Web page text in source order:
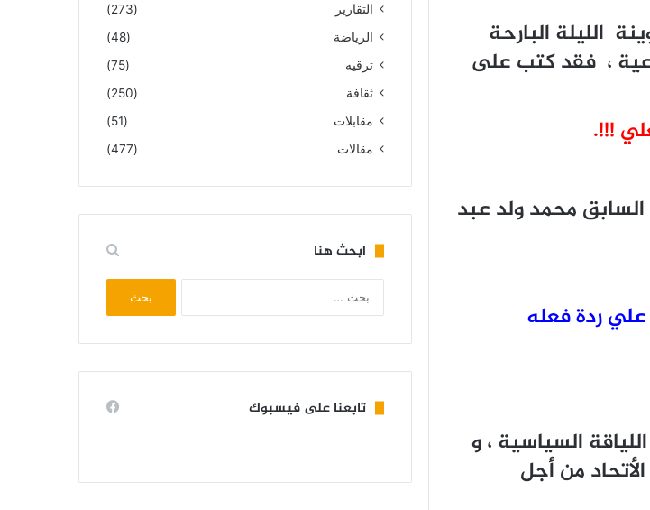
الليلة البارحة
، فقد كتب على
!!!.
محمد ولد عبد
ردة فعله
السياسية ، و
من أجل
التقارير
(273)
الرياضة
(48)
ترقيه
(75)
ثقافة
(250)
مقابلات
(51)
مقالات
(477)
ابحث هنا
تابعنا على فيسبوك